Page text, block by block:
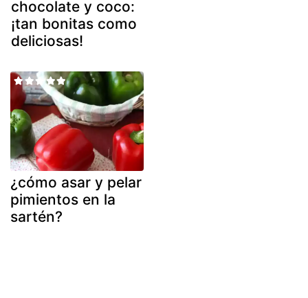
chocolate y coco:
¡tan bonitas como
deliciosas!
¿cómo asar y pelar
pimientos en la
sartén?